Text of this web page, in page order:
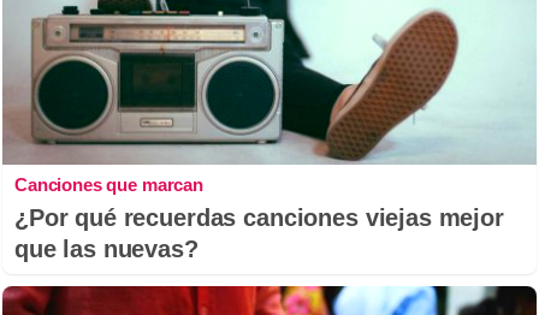
Canciones que marcan
¿Por qué recuerdas canciones viejas mejor
que las nuevas?